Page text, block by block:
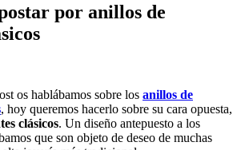
por anillos de
os hablábamos sobre los anillos de
, hoy queremos hacerlo sobre su cara opuesta,
clásicos. Un diseño antepuesto a los
que son objeto de deseo de muchas